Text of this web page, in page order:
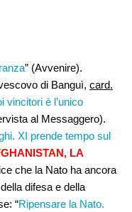
” (Avvenire).
di Banguì, card.
vincitori è l’unico
al Messaggero).
XI prende tempo sul
LA
che la Nato ha ancora
difesa e della
“Ripensare la Nato.